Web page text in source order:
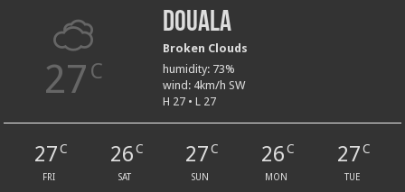
27 C
Douala
Broken Clouds
humidity: 73%
wind: 4km/h SW
H 27 • L 27
27C
FRI
26C
SAT
27 C
SUN
26 C
MON
27C
TUE